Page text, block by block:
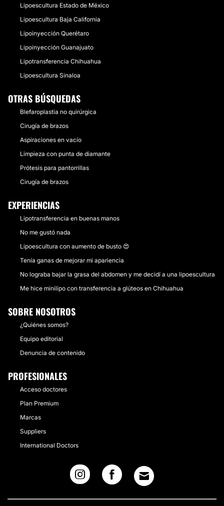
Lipoescultura Estado de México
Lipoescultura Baja California
Lipoinyección Querétaro
Lipoinyección Guanajuato
Lipotransferencia Chihuahua
Lipoescultura Sinaloa
OTRAS BÚSQUEDAS
Blefaroplastia no quirúrgica
Cirugía de brazos
Aspiraciones en vacío
Limpieza con punta de diamante
Prótesis para pantorrillas
Cirugía de brazos
EXPERIENCIAS
Lipotransferencia en buenas manos
No me gustó nada
Lipoescultura con aumento de busto 😍
Tenía ganas de mejorar mi apariencia
No lograba bajar la grasa del abdomen y me decidí a una lipoescultura
Me hice minilipo con transferencia a glúteos en Chihuahua
SOBRE NOSOTROS
¿Quiénes somos?
Equipo editorial
Denuncia de contenido
PROFESIONALES
Acceso doctores
Plan Premium
Marcas
Suppliers
International Doctors